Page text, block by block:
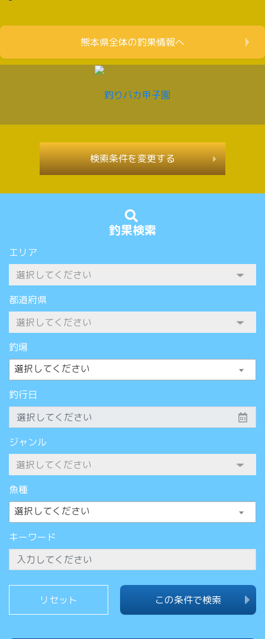
釣果検索
エリア
都道府県
釣場
選択してください
釣行日
ジャンル
魚種
選択してください
キーワード
この条件で検索
熊本県全体の釣果情報へ
検索条件を変更する